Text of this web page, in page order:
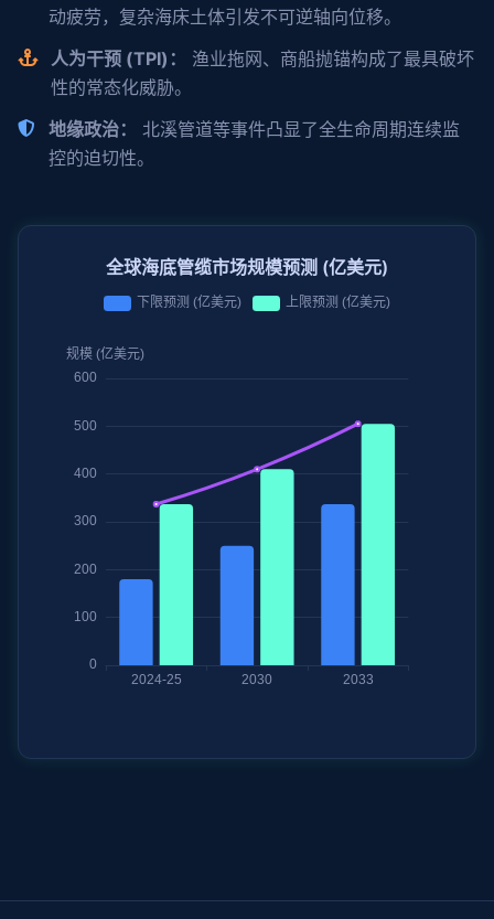
动疲劳，复杂海床土体引发不可逆轴向位移。
人为干预 (TPI)：
渔业拖网、商船抛锚构成了最具破坏
性的常态化威胁。
地缘政治：
北溪管道等事件凸显了全生命周期连续监
控的迫切性。
全球海底管缆市场规模预测 (亿美元)